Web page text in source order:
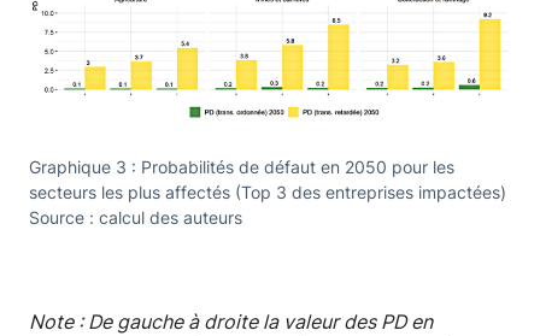
Graphique 3 : Probabilités de défaut en 2050 pour les
secteurs les plus affectés (Top 3 des entreprises impactées)
Source : calcul des auteurs
Note : De gauche à droite la valeur des PD en